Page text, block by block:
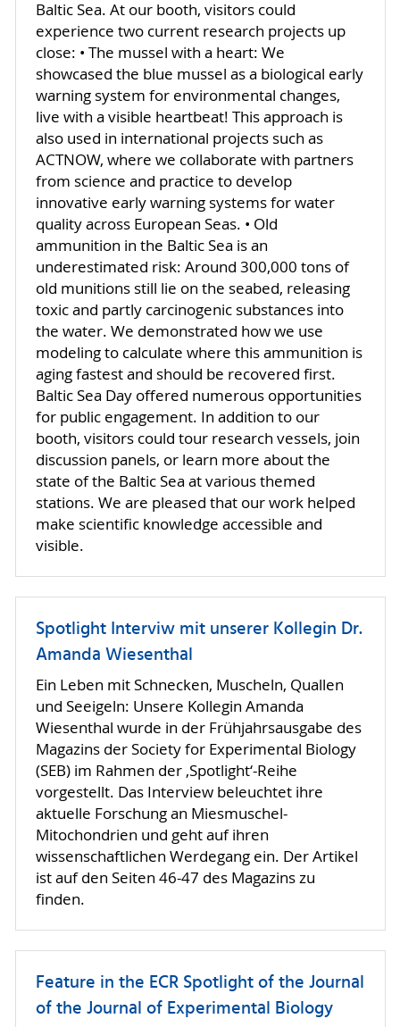
Baltic Sea. At our booth, visitors could
experience two current research projects up
close: • The mussel with a heart: We
showcased the blue mussel as a biological early
warning system for environmental changes,
live with a visible heartbeat! This approach is
also used in international projects such as
ACTNOW, where we collaborate with partners
from science and practice to develop
innovative early warning systems for water
quality across European Seas. • Old
ammunition in the Baltic Sea is an
underestimated risk: Around 300,000 tons of
old munitions still lie on the seabed, releasing
toxic and partly carcinogenic substances into
the water. We demonstrated how we use
modeling to calculate where this ammunition is
aging fastest and should be recovered first.
Baltic Sea Day offered numerous opportunities
for public engagement. In addition to our
booth, visitors could tour research vessels, join
discussion panels, or learn more about the
state of the Baltic Sea at various themed
stations. We are pleased that our work helped
make scientific knowledge accessible and
visible.
Spotlight Interviw mit unserer Kollegin Dr.
Amanda Wiesenthal
Ein Leben mit Schnecken, Muscheln, Quallen
und Seeigeln: Unsere Kollegin Amanda
Wiesenthal wurde in der Frühjahrsausgabe des
Magazins der Society for Experimental Biology
(SEB) im Rahmen der ‚Spotlight‘-Reihe
vorgestellt. Das Interview beleuchtet ihre
aktuelle Forschung an Miesmuschel-
Mitochondrien und geht auf ihren
wissenschaftlichen Werdegang ein. Der Artikel
ist auf den Seiten 46-47 des Magazins zu
finden.
Feature in the ECR Spotlight of the Journal
of the Journal of Experimental Biology